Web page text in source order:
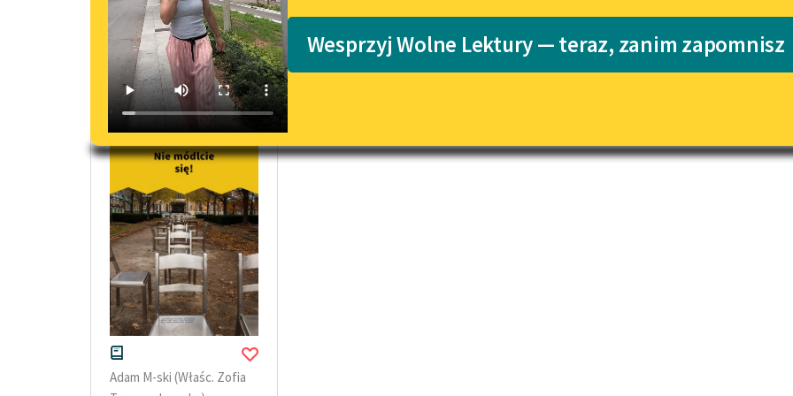
niepełnosprawnościami
Katalog
Katalog w
Wesprzyj Wolne Lektury — teraz, zanim zapomnisz
wiersze Adama M-skiego
Adam M-ski (Właśc. Zofia